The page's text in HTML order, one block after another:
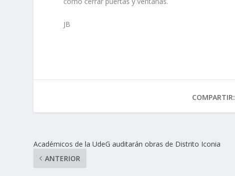
JB
COMPARTIR:
Académicos de la UdeG auditarán obras de Distrito Iconia
ANTERIOR